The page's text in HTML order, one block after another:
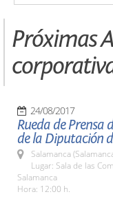
Próximas
24/08/2017
Rueda de Prensa
de la Diputación
Salamanca
Lugar: Sala de las
Salamanca
Hora: 12:00 h.